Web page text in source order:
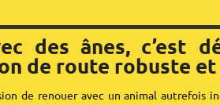
des ânes, c’est
de route robuste
de renouer avec un animal autrefois